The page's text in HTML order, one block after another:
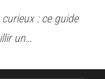
: ce guide
un…